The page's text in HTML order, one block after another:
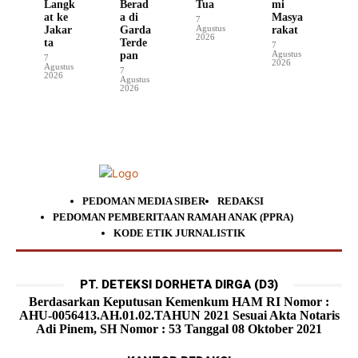
Langk
at ke
Jakar
ta
7
Agustus
2026
Berad
a di
Garda
Terde
pan
7
Agustus
2026
Tua
7
Agustus
2026
mi
Masya
rakat
7
Agustus
2026
PEDOMAN MEDIA SIBER
REDAKSI
PEDOMAN PEMBERITAAN RAMAH ANAK (PPRA)
KODE ETIK JURNALISTIK
PT. DETEKSI DORHETA DIRGA (D3)
Berdasarkan Keputusan Kemenkum HAM RI Nomor :
AHU-0056413.AH.01.02.TAHUN 2021 Sesuai Akta Notaris
Adi Pinem, SH Nomor : 53 Tanggal 08 Oktober 2021